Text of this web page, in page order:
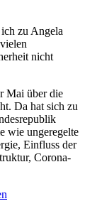
zu Angela
nicht
Mai über die
Da hat sich zu
wie ungeregelte
Einfluss der
Corona-